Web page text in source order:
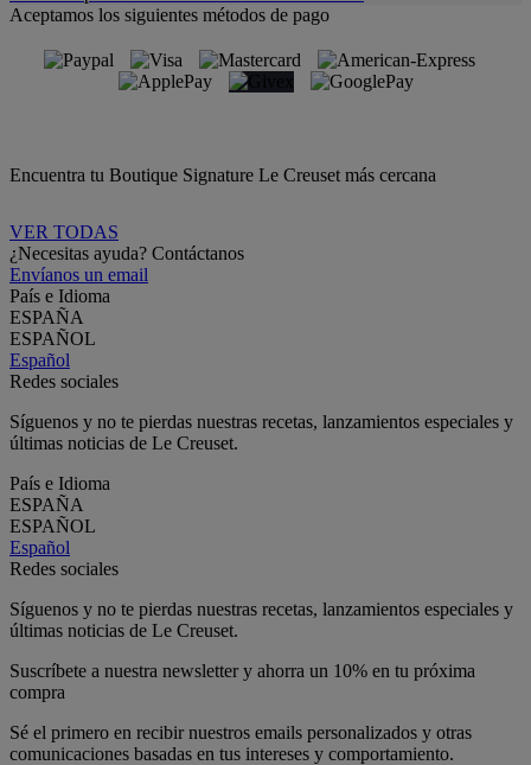
Aceptamos los siguientes métodos de pago
Encuentra tu Boutique Signature Le Creuset más cercana
VER TODAS
¿Necesitas ayuda? Contáctanos
Envíanos un email
País e Idioma
ESPAÑA
ESPAÑOL
Español
Redes sociales
Síguenos y no te pierdas nuestras recetas, lanzamientos especiales y
últimas noticias de Le Creuset.
País e Idioma
ESPAÑA
ESPAÑOL
Español
Redes sociales
Síguenos y no te pierdas nuestras recetas, lanzamientos especiales y
últimas noticias de Le Creuset.
Suscríbete a nuestra newsletter y ahorra un 10% en tu próxima
compra
Sé el primero en recibir nuestros emails personalizados y otras
comunicaciones basadas en tus intereses y comportamiento.